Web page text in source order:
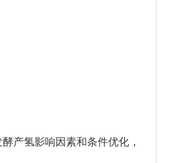
产氢影响因素和条件优化，